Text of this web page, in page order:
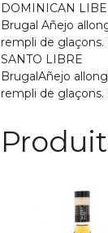
DOMINICAN
Brugal Añejo
rempli de glaçons.
SANTO LIBRE
BrugalAñejo
rempli de glaçons.